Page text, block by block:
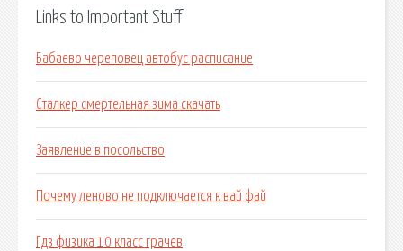
Links to Important Stuff
Бабаево череповец автобус расписание
Сталкер смертельная зима скачать
Заявление в посольство
Почему леново не подключается к вай фай
Гдз физика 10 класс грачев